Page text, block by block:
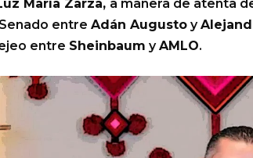
María Zarza, a manera de atenta
entre Adán Augusto y
entre Sheinbaum yAMLO.